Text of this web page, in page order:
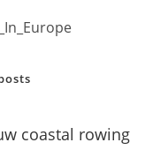
coastal rowing